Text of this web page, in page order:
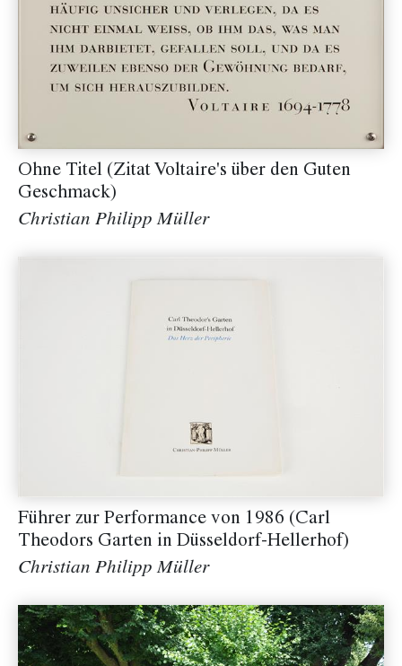
Ohne Titel (Zitat Voltaire's über den Guten
Geschmack)
Christian Philipp Müller
Führer zur Performance von 1986 (Carl
Theodors Garten in Düsseldorf-Hellerhof)
Christian Philipp Müller